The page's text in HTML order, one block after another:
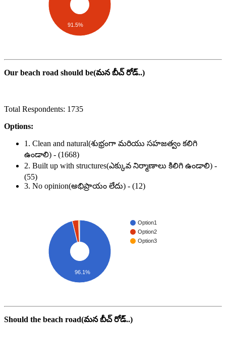
91.5%
Our beach road should be(మన బీచ్ రోడ్..)
Total Respondents: 1735
Options:
1. Clean and natural(శుభ్రంగా మరియు సహజత్వం కలిగి
ఉండాలి) - (1668)
2. Built up with structures(ఎక్కువ నిర్మాణాలు కిలిగి ఉండాలి) -
(55)
3. No opinion(అభిప్రాయం లేదు) - (12)
Option1
Option2
Option3
96.1%
Should the beach road(మన బీచ్ రోడ్..)